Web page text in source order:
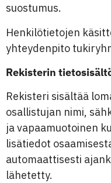
suostumus.
Henkilötietojen
yhteydenpito
Rekisterin
Rekisteri sisältää
osallistujan nimi,
ja vapaamuotoinen
lisätiedot
automaattisesti
lähetetty.